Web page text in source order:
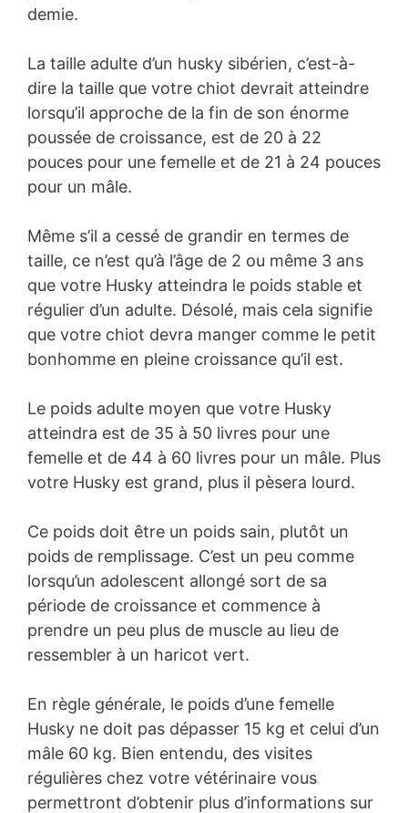
demie.
La taille adulte d’un husky sibérien, c’est-à-
dire la taille que votre chiot devrait atteindre
lorsqu’il approche de la fin de son énorme
poussée de croissance, est de 20 à 22
pouces pour une femelle et de 21 à 24 pouces
pour un mâle.
Même s’il a cessé de grandir en termes de
taille, ce n’est qu’à l’âge de 2 ou même 3 ans
que votre Husky atteindra le poids stable et
régulier d’un adulte. Désolé, mais cela signifie
que votre chiot devra manger comme le petit
bonhomme en pleine croissance qu’il est.
Le poids adulte moyen que votre Husky
atteindra est de 35 à 50 livres pour une
femelle et de 44 à 60 livres pour un mâle. Plus
votre Husky est grand, plus il pèsera lourd.
Ce poids doit être un poids sain, plutôt un
poids de remplissage. C’est un peu comme
lorsqu’un adolescent allongé sort de sa
période de croissance et commence à
prendre un peu plus de muscle au lieu de
ressembler à un haricot vert.
En règle générale, le poids d’une femelle
Husky ne doit pas dépasser 15 kg et celui d’un
mâle 60 kg. Bien entendu, des visites
régulières chez votre vétérinaire vous
permettront d’obtenir plus d’informations sur